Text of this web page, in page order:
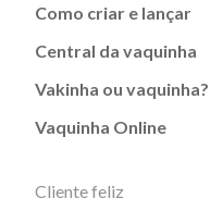
Como criar e lançar
Central da vaquinha
Vakinha ou vaquinha?
Vaquinha Online
Cliente feliz